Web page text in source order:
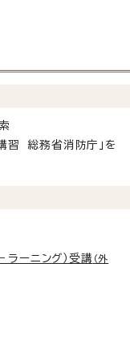
習 総務省消防庁」を
ーニング）受講 （外